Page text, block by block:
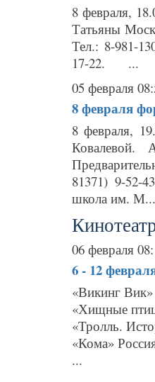
8 февраля,
Татьяны
Тел.: 8-981-
17-22. ...
05 февраля
8 февраля
8 февраля,
81371) 9-52-
школа им.
06 февраля
6 - 12
«Викинг
«Хищные
«Тролль.
«Кома»
...